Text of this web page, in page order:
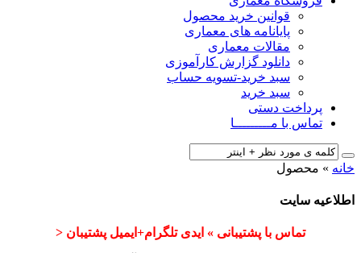
قوانین خرید محصول
پایانامه های معماری
مقالات معماری
دانلود گزارش کارآموزی
سبد خرید-تسویه حساب
سبد خرید
پرداخت دستی
تماس با مـــــــــا
خانه » محصول
اطلاعیه سایت
تماس با پشتیبانی » ایدی تلگرام+ایمیل پشتیبان <